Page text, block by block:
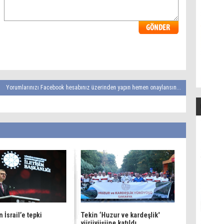
Yorumlarınızı Facebook hesabınız üzerinden yapın hemen onaylansın...
İsrail’e tepki
Tekin ‘Huzur ve kardeşlik'